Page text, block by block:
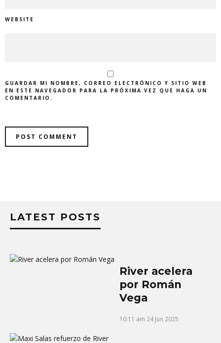
WEBSITE
GUARDAR MI NOMBRE, CORREO ELECTRÓNICO Y SITIO WEB
EN ESTE NAVEGADOR PARA LA PRÓXIMA VEZ QUE HAGA UN
COMENTARIO.
LATEST POSTS
River acelera
por Román
Vega
10:11 am 24 Jun 2025